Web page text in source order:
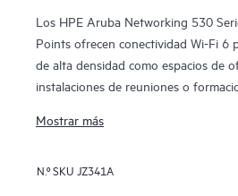
Los HPE Aruba Networking 530
Points ofrecen conectividad Wi-Fi 6
de alta densidad como espacios de
instalaciones de reuniones o
hasta 2,97 Gbps, esta serie se ha
OFDMA, MU-MIMO bidireccional y
Mostrar más
N.º SKU JZ341A